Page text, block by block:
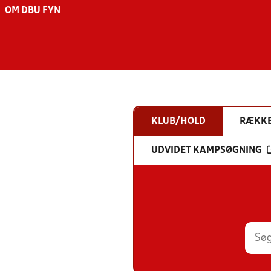
OM DBU FYN
KLUB/HOLD
UDVIDET KAMPSØGNING